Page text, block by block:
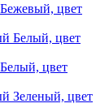
цвет
цвет